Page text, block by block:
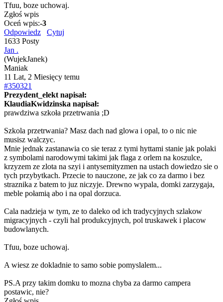
Tfuu, boze uchowaj.
Zgłoś wpis
Oceń wpis:-3
Odpowiedz
Cytuj
1633 Posty
Jan .
(WujekJanek)
Maniak
11 Lat, 2 Miesięcy temu
#350321
Prezydent_elekt napisał:
KlaudiaKwidzinska napisał:
prawdziwa szkoła przetrwania ;D
Szkola przetrwania? Masz dach nad glowa i opal, to o nic nie
musisz walczyc.
Mnie jednak zastanawia co sie teraz z tymi hyttami stanie jak polaki
z symbolami narodowymi takimi jak flaga z orlem na koszulce,
krzyzem ze zlota na szyi i antysemityzmen na ustach dowiedzo sie o
tych przybytkach. Przecie to nauczone, ze jak co za darmo i bez
straznika z batem to juz niczyje. Drewno wypala, domki zarzygaja,
meble połamią abo i na opal dorzuca.
Cala nadzieja w tym, ze to daleko od ich tradycyjnych szlakow
migracyjnych - czyli hal produkcyjnych, pol truskawek i placow
budowlanych.
Tfuu, boze uchowaj.
A wiesz ze dokladnie to samo sobie pomyslalem...
PS.A przy takim domku to mozna chyba za darmo campera
postawic, nie?